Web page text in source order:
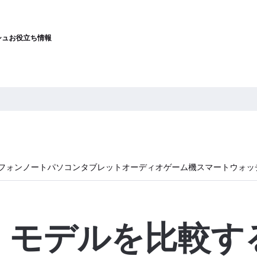
お役立ち情報
ォン ノートパソコンタブレット オーディオゲーム機スマートウォッ
モデルを比較す